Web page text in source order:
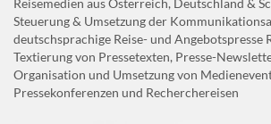
Reisemedien aus Österreich, Deutschland &
Steuerung & Umsetzung der
deutschsprachige Reise- und Angebotspresse
Textierung von Pressetexten, Presse-
Organisation und Umsetzung von
Pressekonferenzen und Recherchereisen